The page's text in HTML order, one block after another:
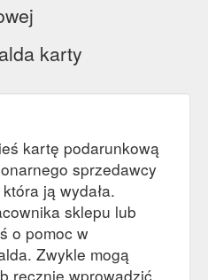
karty
kartę podarunkową
sprzedawcy
ją wydała.
sklepu lub
o pomoc w
Zwykle mogą
ręcznie wprowadzić